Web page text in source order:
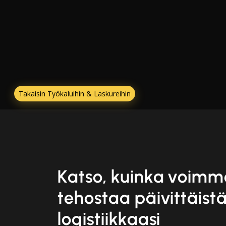
Takaisin Työkaluihin & Laskureihin
Katso, kuinka
tehostaa
logistiikkaasi